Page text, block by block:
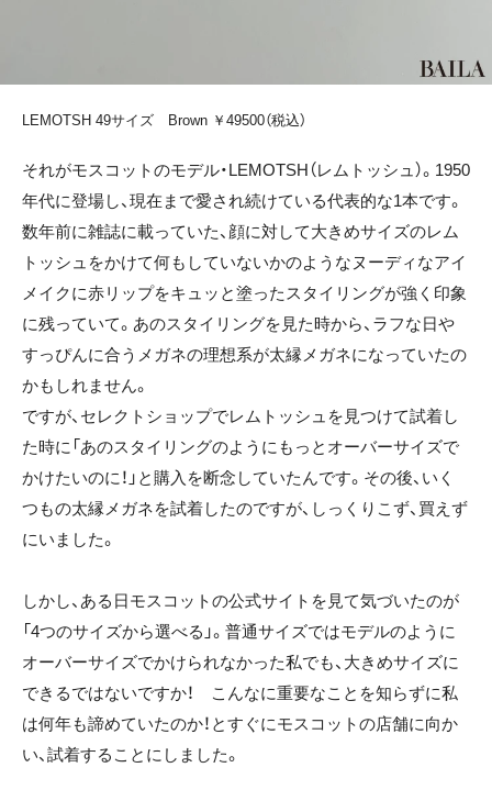
LEMOTSH 49サイズ Brown ￥49500（税込）
それがモスコットのモデル・LEMOTSH（レムトッシュ）。1950
年代に登場し、現在まで愛され続けている代表的な1本です。
数年前に雑誌に載っていた、顔に対して大きめサイズのレム
トッシュをかけて何もしていないかのようなヌーディなアイ
メイクに赤リップをキュッと塗ったスタイリングが強く印象
に残っていて。あのスタイリングを見た時から、ラフな日や
すっぴんに合うメガネの理想系が太縁メガネになっていたの
かもしれません。
ですが、セレクトショップでレムトッシュを見つけて試着し
た時に「あのスタイリングのようにもっとオーバーサイズで
かけたいのに！」と購入を断念していたんです。その後、いく
つもの太縁メガネを試着したのですが、しっくりこず、買えず
にいました。
しかし、ある日モスコットの公式サイトを見て気づいたのが
「4つのサイズから選べる」。普通サイズではモデルのように
オーバーサイズでかけられなかった私でも、大きめサイズに
できるではないですか！ こんなに重要なことを知らずに私
は何年も諦めていたのか！とすぐにモスコットの店舗に向か
い、試着することにしました。